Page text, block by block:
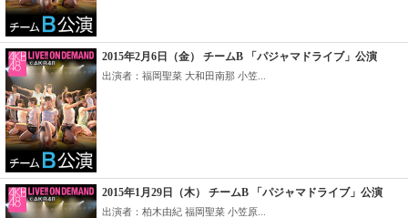
2015年2月6日（金） チームB 「パジャマドライブ」公演
出演者：福岡聖菜 大和田南那 小笠...
2015年1月29日（木） チームB 「パジャマドライブ」公演
出演者：柏木由紀 福岡聖菜 小笠原...